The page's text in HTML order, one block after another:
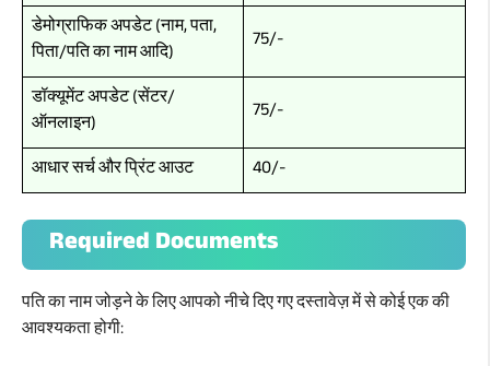
डेमोग्राफिक अपडेट (नाम, पता,
पिता/पति का नाम आदि)
75/-
डॉक्यूमेंट अपडेट (सेंटर/
ऑनलाइन)
75/-
आधार सर्च और प्रिंट आउट
40/-
Required Documents
पति का नाम जोड़ने के लिए आपको नीचे दिए गए दस्तावेज़ में से कोई एक की
आवश्यकता होगी: